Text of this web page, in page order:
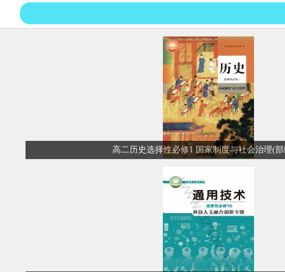
高二历史选择性必修1 国家制度与社会治理(